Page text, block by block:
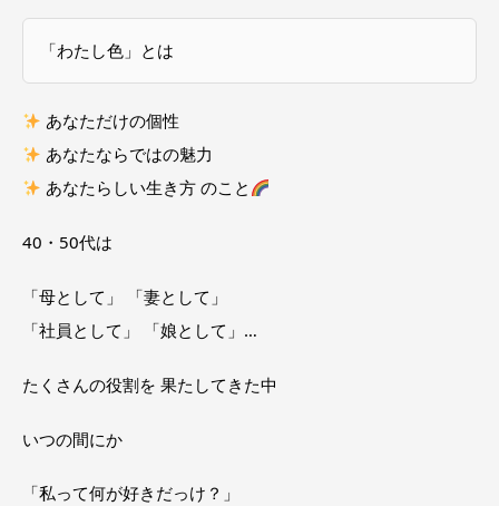
「わたし色」とは
あなただけの個性
あなたならではの魅力
あなたらしい生き方 のこと
40 ・ 50代は
「母として」 「妻として」
「社員として」 「娘として」…
たくさんの役割を 果たしてきた中
いつの間にか
「私って何が好きだっけ？」